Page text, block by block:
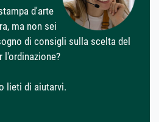
d'arte
ma non sei
di consigli sulla scelta del
l'ordinazione?
lieti di aiutarvi.